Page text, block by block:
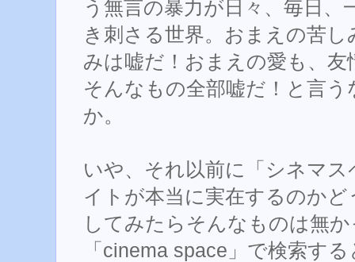
う無言の暴力が日々、毎日、
き刺さる世界。おまえの苦
みは嘘だ！おまえの愛も、
そんなもの全部嘘だ！と言
か。
いや、それ以前に「シネマ
イトが本当に実在するのか
してみたらそんなものは無
「cinema space」で検索する